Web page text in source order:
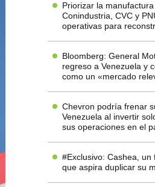
Priorizar la
Conindustria, CVC y
operativas para
Bloomberg: General
regreso a Venezuela y
como un «mercado
Chevron podría frenar
Venezuela al invertir
sus operaciones en el
#Exclusivo: Cashea, un
que aspira duplicar su